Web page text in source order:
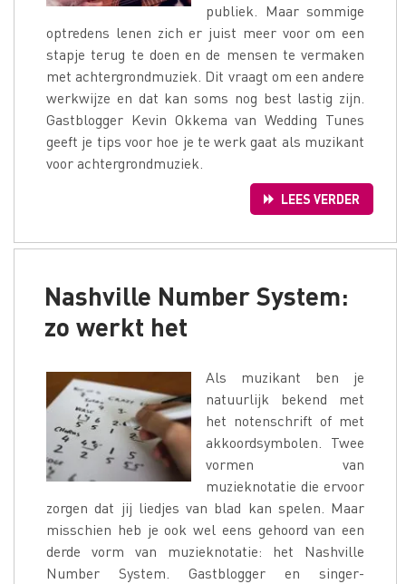
publiek. Maar sommige
optredens lenen zich er juist meer voor om een
stapje terug te doen en de mensen te vermaken
met achtergrondmuziek. Dit vraagt om een andere
werkwijze en dat kan soms nog best lastig zijn.
Gastblogger Kevin Okkema van Wedding Tunes
geeft je tips voor hoe je te werk gaat als muzikant
voor achtergrondmuziek.
LEES VERDER
Nashville Number System:
zo werkt het
Als muzikant ben je
natuurlijk bekend met
het notenschrift of met
akkoordsymbolen. Twee
vormen van
muzieknotatie die ervoor
zorgen dat jij liedjes van blad kan spelen. Maar
misschien heb je ook wel eens gehoord van een
derde vorm van muzieknotatie: het Nashville
Number System. Gastblogger en singer-